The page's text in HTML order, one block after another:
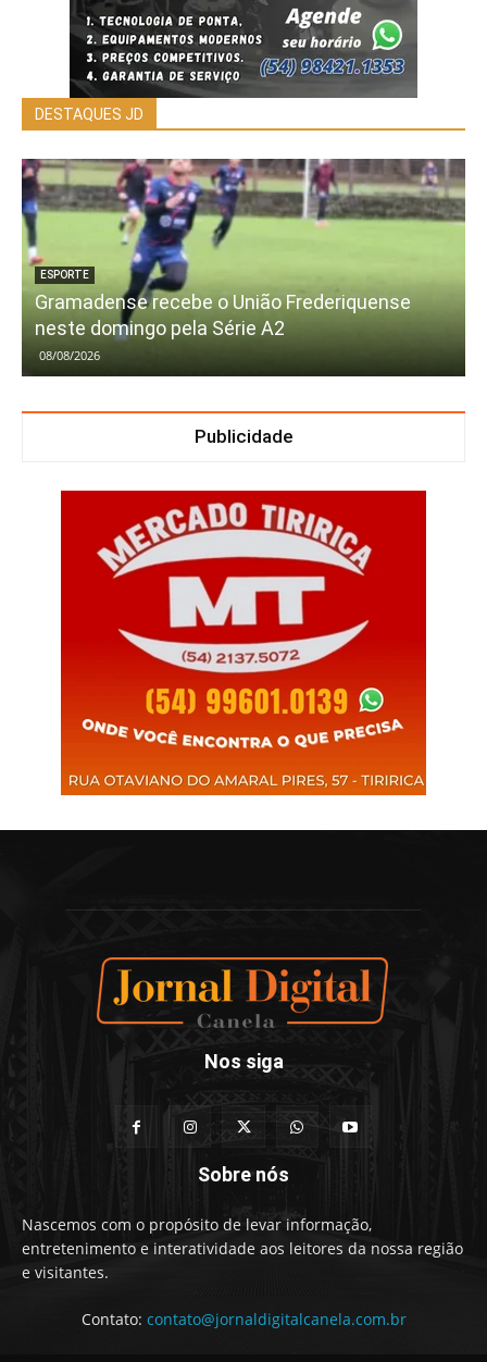
DESTAQUES JD
ESPORTE
Gramadense recebe o União Frederiquense
neste domingo pela Série A2
08/08/2026
Publicidade
Nos siga
Sobre nós
Nascemos com o propósito de levar informação,
entretenimento e interatividade aos leitores da nossa região
e visitantes.
Contato: contato@jornaldigitalcanela.com.br